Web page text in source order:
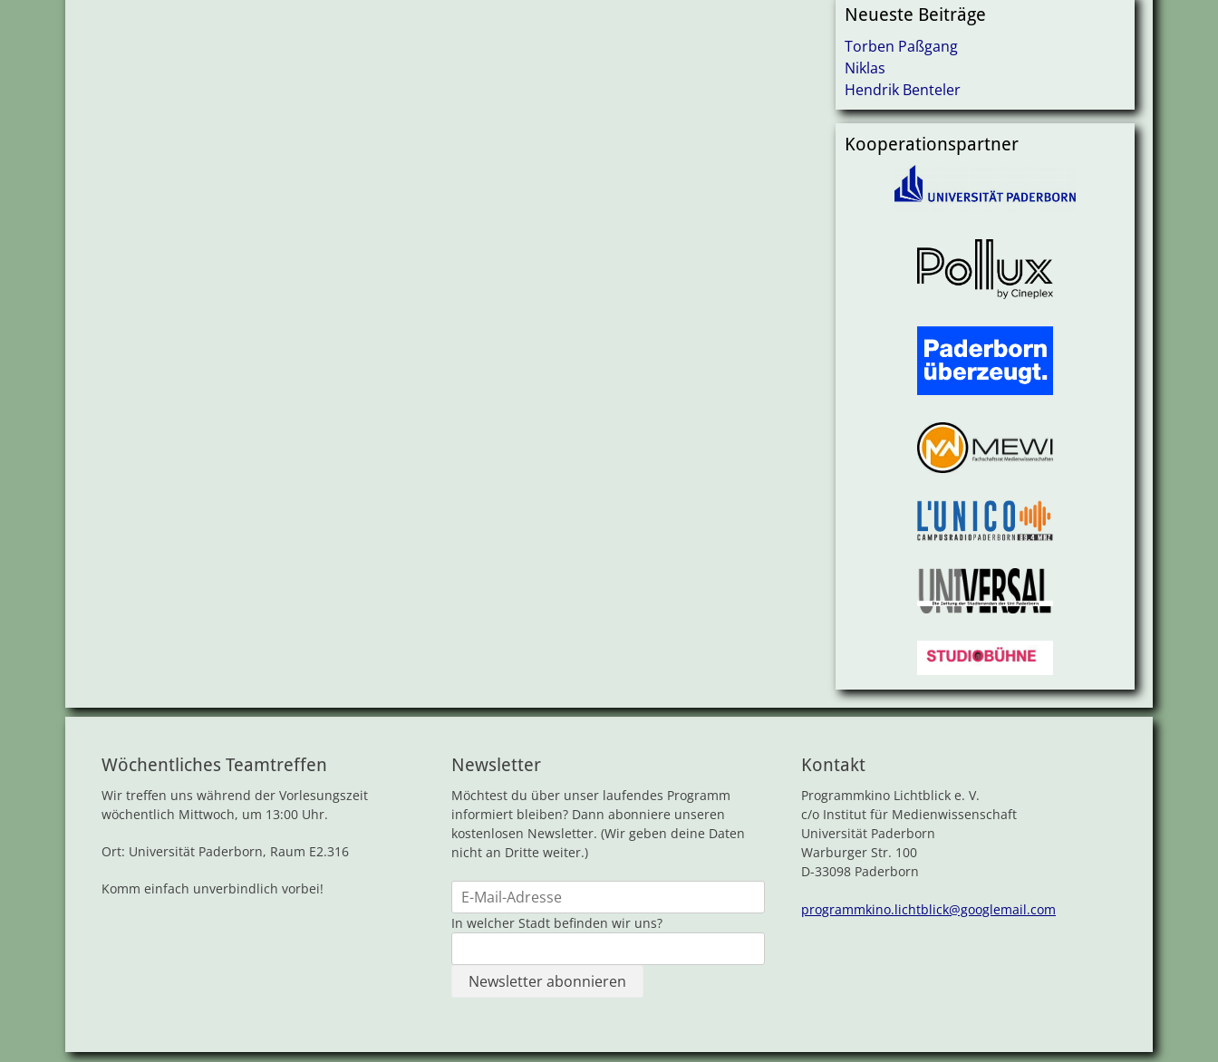
Neueste Beiträge
Torben Paßgang
Niklas
Hendrik Benteler
Kooperationspartner
Wöchentliches Teamtreffen
Wir treffen uns während der Vorlesungszeit
wöchentlich Mittwoch, um 13:00 Uhr.
Ort: Universität Paderborn, Raum E2.316
Komm einfach unverbindlich vorbei!
Newsletter
Möchtest du über unser laufendes Programm
informiert bleiben? Dann abonniere unseren
kostenlosen Newsletter. (Wir geben deine Daten
nicht an Dritte weiter.)
In welcher Stadt befinden wir uns?
Kontakt
Programmkino Lichtblick e. V.
c/o Institut für Medienwissenschaft
Universität Paderborn
Warburger Str. 100
D-33098 Paderborn
programmkino.lichtblick@googlemail.com